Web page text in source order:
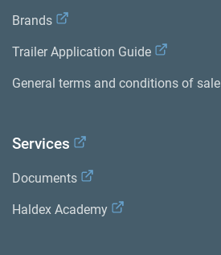
Brands
Trailer Application Guide
General terms and conditions of sale
Services
Documents
Haldex Academy